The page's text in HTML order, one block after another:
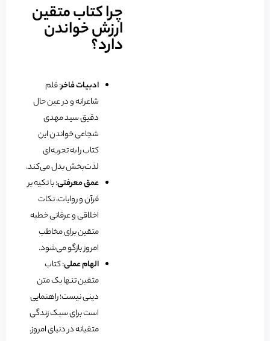
چرا کتاب متقین
ارزش خواندن
دارد؟
ادبیات فاخر: قلم
شاعرانه و در عین حال
دقیق سید مهدی
شجاعی خواندن این
کتاب را به تجربه‌ای
لذت‌بخش بدل می‌کند.
عمق معرفتی: با تکیه بر
قرآن و روایات، نکات
اخلاقی و عرفانی خطبه
متقین برای مخاطب
امروز بازگو می‌شود.
الهام عملی: کتاب
متقین تنها یک متن
دینی نیست؛ راهنمایی
است برای سبک زندگی
متقیانه در دنیای امروز.